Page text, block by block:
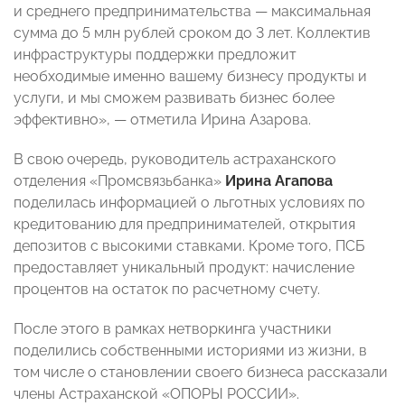
и среднего предпринимательства — максимальная
сумма до 5 млн рублей сроком до 3 лет. Коллектив
инфраструктуры поддержки предложит
необходимые именно вашему бизнесу продукты и
услуги, и мы сможем развивать бизнес более
эффективно», — отметила Ирина Азарова.
В свою очередь, руководитель астраханского
отделения «Промсвязьбанка» Ирина Агапова
поделилась информацией о льготных условиях по
кредитованию для предпринимателей, открытия
депозитов с высокими ставками. Кроме того, ПСБ
предоставляет уникальный продукт: начисление
процентов на остаток по расчетному счету.
После этого в рамках нетворкинга участники
поделились собственными историями из жизни, в
том числе о становлении своего бизнеса рассказали
члены Астраханской «ОПОРЫ РОССИИ».